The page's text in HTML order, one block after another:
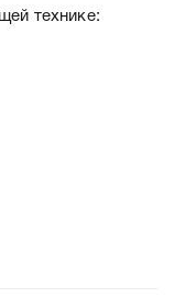
технике: